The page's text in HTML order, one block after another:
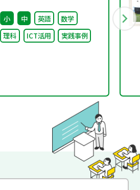
vol.78 2026年4月発行
小 中 英語
数学
理科
ICT活用 実践事例